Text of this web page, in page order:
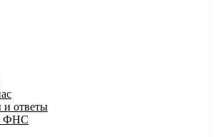
ответы
ФНС